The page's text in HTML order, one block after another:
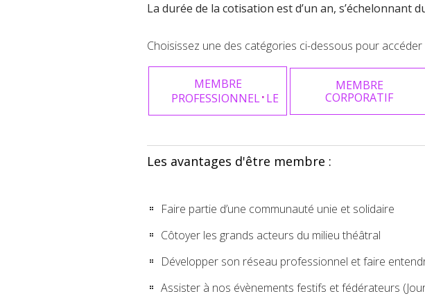
La durée de la cotisation est d’un an, s’échelonnant
Choisissez une des catégories ci-dessous pour
MEMBRE
PROFESSIONNEL·LE
MEMBRE
CORPORATIF
Les avantages d'être membre :
Faire partie d’une communauté unie et solidaire
Côtoyer les grands acteurs du milieu théâtral
Développer son réseau professionnel et faire
Assister à nos évènements festifs et fédérateurs